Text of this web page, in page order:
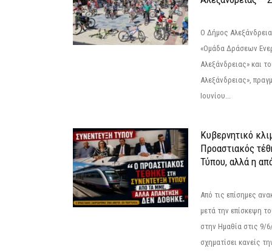
Ο Δήμος
«Ομάδα Δράσεων
Αλεξάνδρειας» και
Αλεξάνδρειας»,
Ιουνίου...
Κυβερνητικό
Προαστιακός
Τύπου, αλλά η
Από τις επίσημες
μετά την επίσκεψη
στην Ημαθία στις 9/
σχηματίσει κανείς